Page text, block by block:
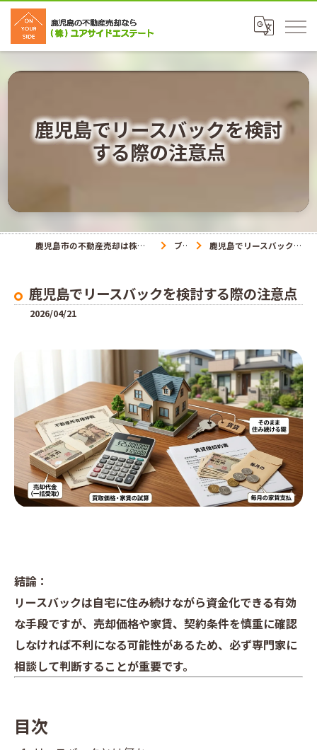
鹿児島でリースバックを検討
する際の注意点
鹿児島市の不動産売却は株式会社ユアサイドエステート ブログ 鹿児島でリースバックを検討する際の注意点
鹿児島でリースバックを検討する際の注意点
2026/04/21
結論：
リースバックは自宅に住み続けながら資金化できる有効
な手段ですが、売却価格や家賃、契約条件を慎重に確認
しなければ不利になる可能性があるため、必ず専門家に
相談して判断することが重要です。
目次